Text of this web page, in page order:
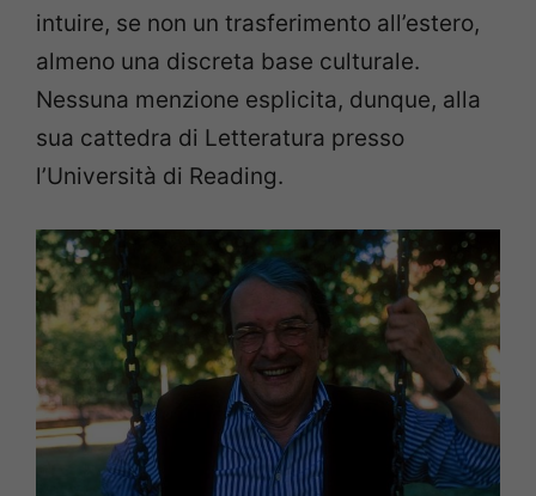
intuire, se non un trasferimento all’estero,
almeno una discreta base culturale.
Nessuna menzione esplicita, dunque, alla
sua cattedra di Letteratura presso
l’Università di Reading.